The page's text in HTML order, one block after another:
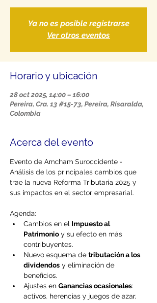
Ya no es posible registrarse
Ver otros eventos
Horario y ubicación
28 oct 2025, 14:00 – 16:00
Pereira, Cra. 13 #15-73, Pereira, Risaralda,
Colombia
Acerca del evento
Evento de Amcham Suroccidente -
Análisis de los principales cambios que
trae la nueva Reforma Tributaria 2025 y
sus impactos en el sector empresarial.
Agenda:
Cambios en el Impuesto al
Patrimonio y su efecto en más
contribuyentes.
Nuevo esquema de tributación a los
dividendos y eliminación de
beneficios.
Ajustes en Ganancias ocasionales:
activos, herencias y juegos de azar.